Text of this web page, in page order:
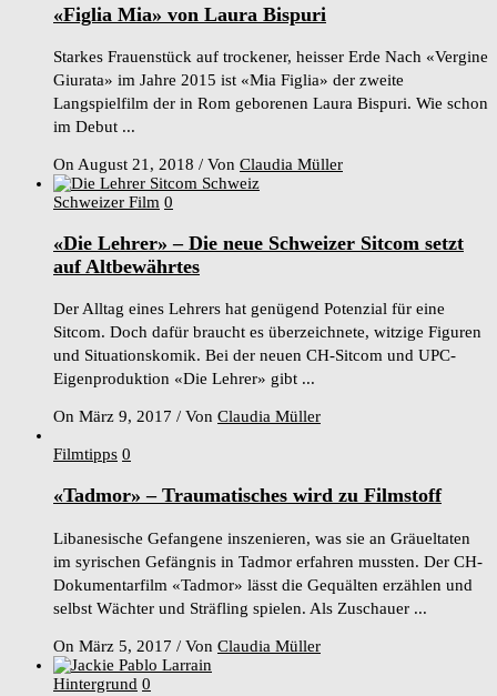
«Figlia Mia» von Laura Bispuri
Starkes Frauenstück auf trockener, heisser Erde Nach «Vergine
Giurata» im Jahre 2015 ist «Mia Figlia» der zweite
Langspielfilm der in Rom geborenen Laura Bispuri. Wie schon
im Debut ...
On August 21, 2018 / Von Claudia Müller
Schweizer Film 0
«Die Lehrer» – Die neue Schweizer Sitcom setzt
auf Altbewährtes
Der Alltag eines Lehrers hat genügend Potenzial für eine
Sitcom. Doch dafür braucht es überzeichnete, witzige Figuren
und Situationskomik. Bei der neuen CH-Sitcom und UPC-
Eigenproduktion «Die Lehrer» gibt ...
On März 9, 2017 / Von Claudia Müller
Filmtipps 0
«Tadmor» – Traumatisches wird zu Filmstoff
Libanesische Gefangene inszenieren, was sie an Gräueltaten
im syrischen Gefängnis in Tadmor erfahren mussten. Der CH-
Dokumentarfilm «Tadmor» lässt die Gequälten erzählen und
selbst Wächter und Sträfling spielen. Als Zuschauer ...
On März 5, 2017 / Von Claudia Müller
Hintergrund 0